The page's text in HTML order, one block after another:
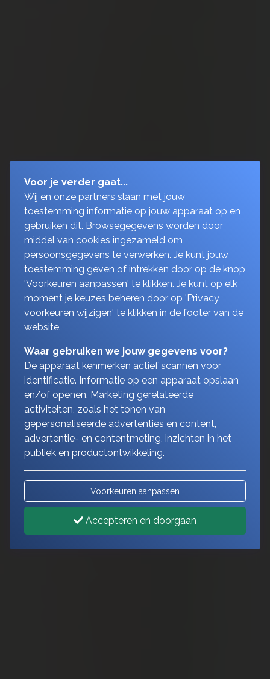
Voor je verder gaat...
Wij en onze partners slaan met jouw
toestemming informatie op jouw apparaat op en
gebruiken dit. Browsegegevens worden door
middel van cookies ingezameld om
persoonsgegevens te verwerken. Je kunt jouw
toestemming geven of intrekken door op de knop
'Voorkeuren aanpassen' te klikken. Je kunt op elk
moment je keuzes beheren door op 'Privacy
voorkeuren wijzigen' te klikken in de footer van de
website.
Waar gebruiken we jouw gegevens voor?
De apparaat kenmerken actief scannen voor
identificatie. Informatie op een apparaat opslaan
en/of openen. Marketing gerelateerde
activiteiten, zoals het tonen van
gepersonaliseerde advertenties en content,
advertentie- en contentmeting, inzichten in het
publiek en productontwikkeling.
Voorkeuren aanpassen
Accepteren en doorgaan